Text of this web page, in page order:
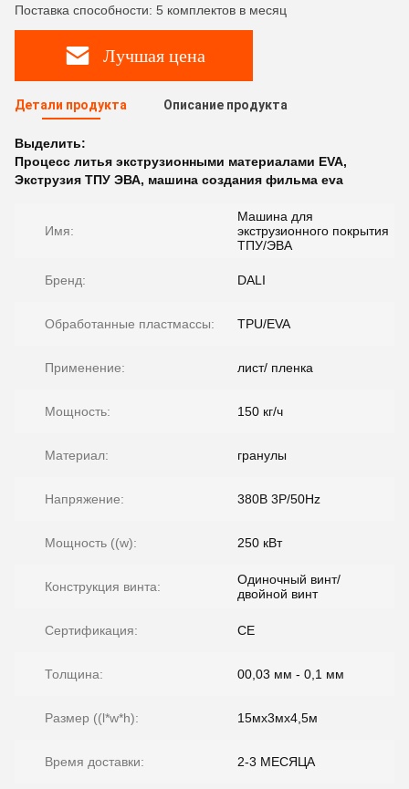
Поставка способности: 5 комплектов в месяц
Лучшая цена
Детали продукта Описание продукта
Выделить:
Процесс литья экструзионными материалами EVA,
Экструзия ТПУ ЭВА, машина создания фильма eva
Имя:
Машина для
экструзионного покрытия
ТПУ/ЭВА
Бренд: DALI
Обработанные пластмассы: TPU/EVA
Применение: лист/ пленка
Мощность: 150 кг/ч
Материал: гранулы
Напряжение: 380В 3P/50Hz
Мощность ((w): 250 кВт
Конструкция винта:
Одиночный винт/
двойной винт
Сертификация: CE
Толщина: 00,03 мм - 0,1 мм
Размер ((l*w*h): 15мх3мх4,5м
Время доставки: 2-3 МЕСЯЦА